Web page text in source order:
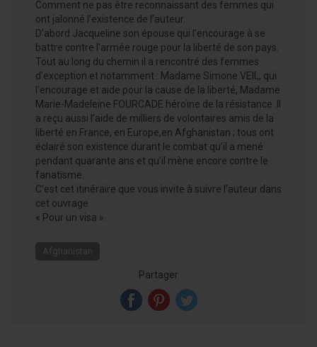
Comment ne pas être reconnaissant des femmes qui
ont jalonné l’existence de l’auteur.
D’abord Jacqueline son épouse qui l’encourage à se
battre contre l’armée rouge pour la liberté de son pays.
Tout au long du chemin il a rencontré des femmes
d’exception et notamment : Madame Simone VEIL, qui
l’encourage et aide pour la cause de la liberté, Madame
Marie-Madeleine FOURCADE héroïne de la résistance .Il
a reçu aussi l’aide de milliers de volontaires amis de la
liberté en France, en Europe,en Afghanistan ; tous ont
éclairé son existence durant le combat qu’il a mené
pendant quarante ans et qu’il mène encore contre le
fanatisme.
C’est cet itinéraire que vous invite à suivre l’auteur dans
cet ouvrage
« Pour un visa ».
Afghanistan
Partager